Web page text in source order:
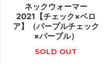
ネックウォーマー
2021【チェック×ベロ
ア】（パープルチェック
×パープル）
SOLD OUT